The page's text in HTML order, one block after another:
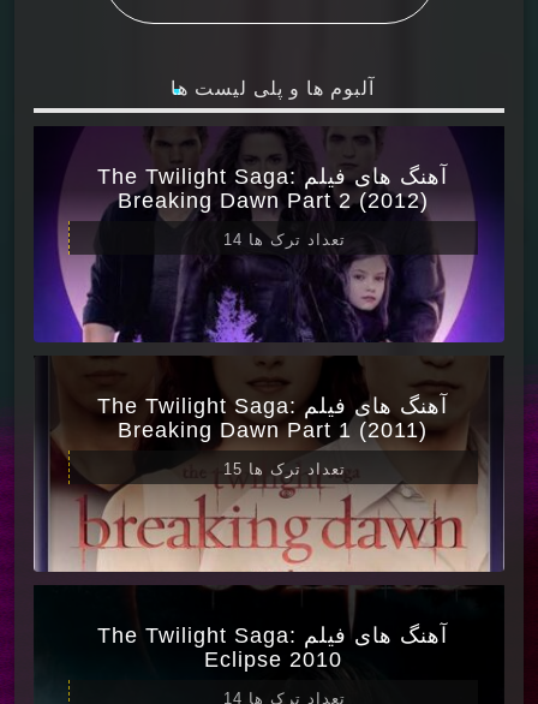
آلبوم ها و پلی لیست ها
آهنگ های فیلم The Twilight Saga:
Breaking Dawn Part 2 (2012)
تعداد ترک ها 14
آهنگ های فیلم The Twilight Saga:
Breaking Dawn Part 1 (2011)
تعداد ترک ها 15
آهنگ های فیلم The Twilight Saga:
Eclipse 2010
تعداد ترک ها 14